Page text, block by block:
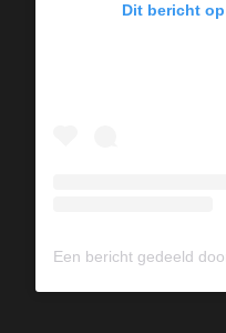
Dit bericht